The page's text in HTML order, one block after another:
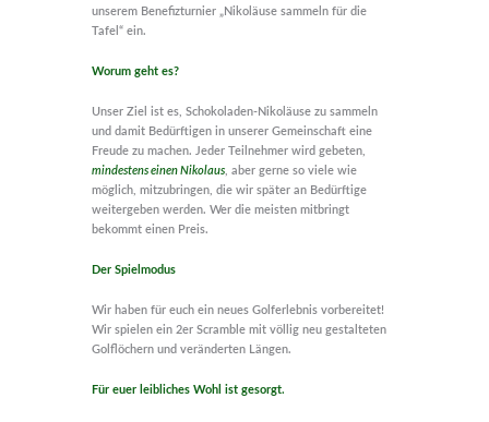
unserem Benefizturnier „Nikoläuse sammeln für die
Tafel“ ein.
Worum geht es?
Unser Ziel ist es, Schokoladen-Nikoläuse zu sammeln
und damit Bedürftigen in unserer Gemeinschaft eine
Freude zu machen. Jeder Teilnehmer wird gebeten,
mindestens einen Nikolaus , aber gerne so viele wie
möglich, mitzubringen, die wir später an Bedürftige
weitergeben werden. Wer die meisten mitbringt
bekommt einen Preis.
Der Spielmodus
Wir haben für euch ein neues Golferlebnis vorbereitet!
Wir spielen ein 2er Scramble mit völlig neu gestalteten
Golflöchern und veränderten Längen.
Für euer leibliches Wohl ist gesorgt.